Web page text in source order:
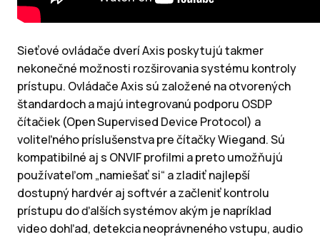
Sieťové ovládače dverí Axis poskytujú takmer
nekonečné možnosti rozširovania systému kontroly
prístupu. Ovládače Axis sú založené na otvorených
štandardoch a majú integrovanú podporu OSDP
čítačiek (Open Supervised Device Protocol) a
voliteľného príslušenstva pre čítačky Wiegand. Sú
kompatibilné aj s ONVIF profilmi a preto umožňujú
používateľom „namiešať si“ a zladiť najlepší
dostupný hardvér aj softvér a začleniť kontrolu
prístupu do ďalších systémov akým je napríklad
video dohľad, detekcia neoprávneného vstupu, audio